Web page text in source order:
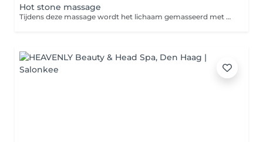
Hot stone massage
Tijdens deze massage wordt het lichaam gemasseerd met handen en verwarmde vulkaanstenen (meestal van basalt). Ook worden er stenen op specifieke acupunctuurpunten van het lichaam gelegd. De warmte zorgt in combinatie met de masserende bewegingen niet alleen voor diepe ontspanning, maar ook voor stimulatie van de bloedsomloop, afvoer van gifstoffen en verlichting van verschillende lichamelijke klachten.